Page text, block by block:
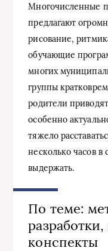
Многочисленные
предлагают
рисование,
обучающие
многих
группы
родители
особенно
тяжело
несколько часов в
выдержать.
По теме:
конспекты